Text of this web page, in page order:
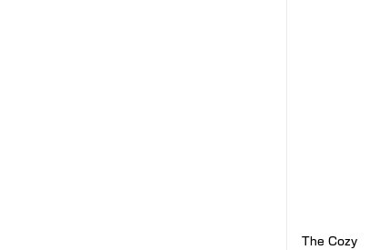
The Cozy